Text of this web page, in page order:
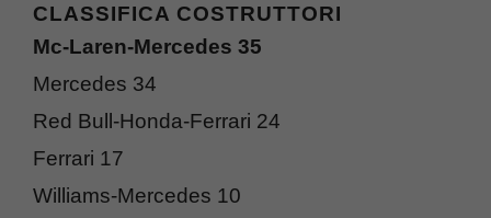
CLASSIFICA COSTRUTTORI
Mc-Laren-Mercedes 35
Mercedes 34
Red Bull-Honda-Ferrari 24
Ferrari 17
Williams-Mercedes 10